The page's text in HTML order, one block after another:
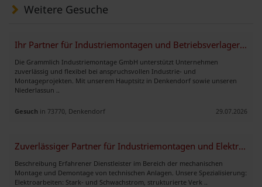
Weitere Gesuche
Ihr Partner für Industriemontagen und Betriebsverlagerungen
Die Grammlich Industriemontage GmbH unterstützt Unternehmen
zuverlässig und flexibel bei anspruchsvollen Industrie- und
Montageprojekten. Mit unserem Hauptsitz in Denkendorf sowie unseren
Niederlassun ..
Gesuch in 73770, Denkendorf 29.07.2026
Zuverlässiger Partner für Industriemontagen und Elektroarbeiten
Beschreibung Erfahrener Dienstleister im Bereich der mechanischen
Montage und Demontage von technischen Anlagen. Unsere Spezialisierung:
Elektroarbeiten: Stark- und Schwachstrom, strukturierte Verk ..